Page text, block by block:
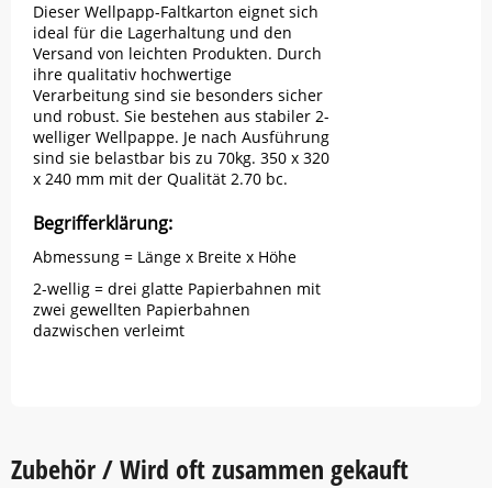
Dieser Wellpapp-Faltkarton eignet sich
ideal für die Lagerhaltung und den
Versand von leichten Produkten. Durch
ihre qualitativ hochwertige
Verarbeitung sind sie besonders sicher
und robust. Sie bestehen aus stabiler 2-
welliger Wellpappe. Je nach Ausführung
sind sie belastbar bis zu 70kg. 350 x 320
x 240 mm mit der Qualität 2.70 bc.
Begrifferklärung:
Abmessung = Länge x Breite x Höhe
2-wellig = drei glatte Papierbahnen mit
zwei gewellten Papierbahnen
dazwischen verleimt
Zubehör / Wird oft zusammen gekauft